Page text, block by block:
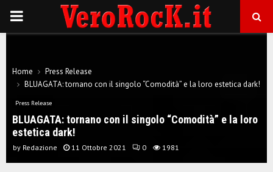
P
M
A
Home
Press Release
BLUAGATA: tornano con il singolo “Comodità” e la loro estetica dark!
Press Release
BLUAGATA: tornano con il singolo “Comodità” e la loro
estetica dark!
by Redazione 11 Ottobre 2021 0 1981